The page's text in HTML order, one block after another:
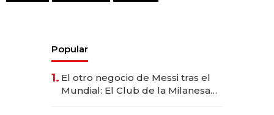
Popular
1. El otro negocio de Messi tras el
Mundial: El Club de la Milanesa